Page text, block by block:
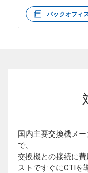
バックオフィ
国内主要交換機メ
で、
交換機との接続に
ストですぐにCTIを